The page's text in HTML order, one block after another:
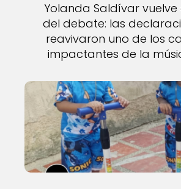
Yolanda Saldívar
del debate: las
reavivaron uno de los
impactantes de la